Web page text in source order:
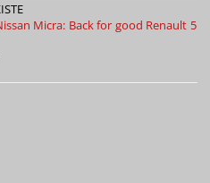
Micra: Back for good Renault 5